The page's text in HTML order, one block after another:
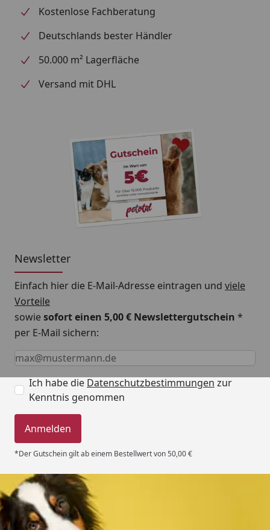
Kostenlose Fachberatung
Deutschlands bester Händler
50.000 m² Lagerfläche
Versand mit DHL
Newsletter
Einfach hier die E-Mail-Adresse eintragen und viele
Vorteile
sowiesofort einen 5,00 € Newslettergutschein *
per E-Mail sichern:
Keine Eingabe erforderlich
Eingabe erforderlich
E-Mail *
Ich habe die Datenschutzbestimmungen zur
Kenntnis genommen
Anmelden
*Der Gutschein gilt ab einem Bestellwert von 50,00 €
Trusted Shops